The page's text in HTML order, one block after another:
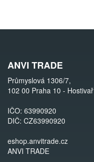
ANVI TRADE
Průmyslová 1306/7,
102 00 Praha 10 - Hostivař
IČO: 63990920
DIČ: CZ63990920
eshop.anvitrade.cz
ANVI TRADE